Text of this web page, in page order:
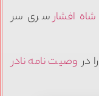
افشارسری سر
در وصیت نامه نادر